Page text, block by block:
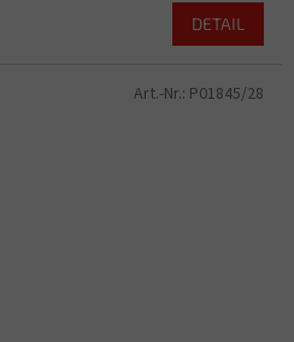
DETAIL
Art.-Nr.: P01845/28